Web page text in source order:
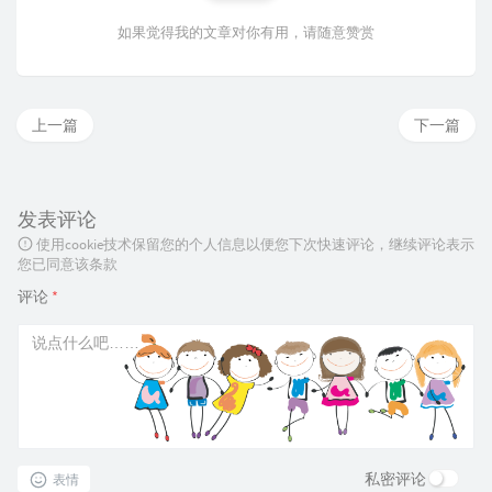
如果觉得我的文章对你有用，请随意赞赏
下一篇
上一篇
发表评论
使用cookie技术保留您的个人信息以便您下次快速评论，继续评论表示
您已同意该条款
评论 *
表情 私密评论